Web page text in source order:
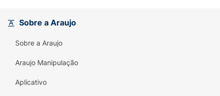
Sobre a Araujo
Sobre a Araujo
Araujo Manipulação
Aplicativo